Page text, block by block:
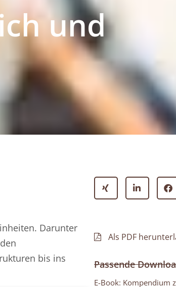
und
Darunter
bis ins
Als PDF
Passende
E-Book: Kompendium